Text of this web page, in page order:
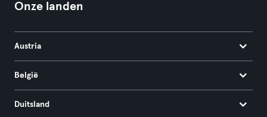
Onze landen
Austria
België
Duitsland